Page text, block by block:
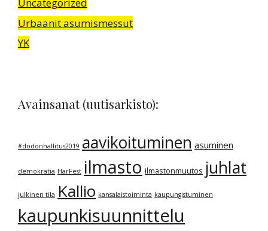
Urbaanit asumismessut
YK
Avainsanat (uutisarkisto):
#dodonhallitus2019 aavikoituminen asuminen
demokratia HarFest ilmasto ilmastonmuutos juhlat
julkinen tila Kallio kansalaistoiminta kaupungistuminen
kaupunkisuunnittelu